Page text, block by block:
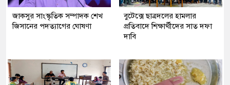
জাকসুর সাংস্কৃতিক সম্পাদক শেখ
জিসানের পদত্যাগের ঘোষণা
বুটেক্সে ছাত্রদলের হামলার
প্রতিবাদে শিক্ষার্থীদের সাত দফা
দাবি